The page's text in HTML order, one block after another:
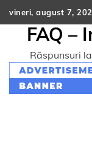
Skip
to
content
vineri, august 7,
FAQ –
Răspunsuri